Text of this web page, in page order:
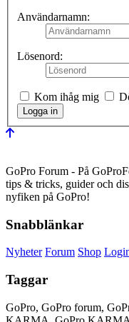
Användarnamn:
Lösenord:
Kom ihåg mig
GoPro Forum - På
tips & tricks, guider och
nyfiken på GoPro!
Snabblänkar
Nyheter Forum Shop
Taggar
GoPro, GoPro forum,